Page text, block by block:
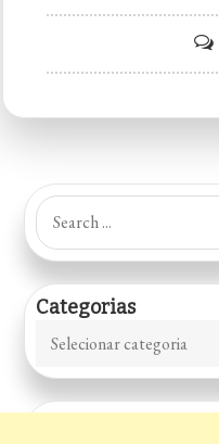
Search
for:
Categorias
Categorias